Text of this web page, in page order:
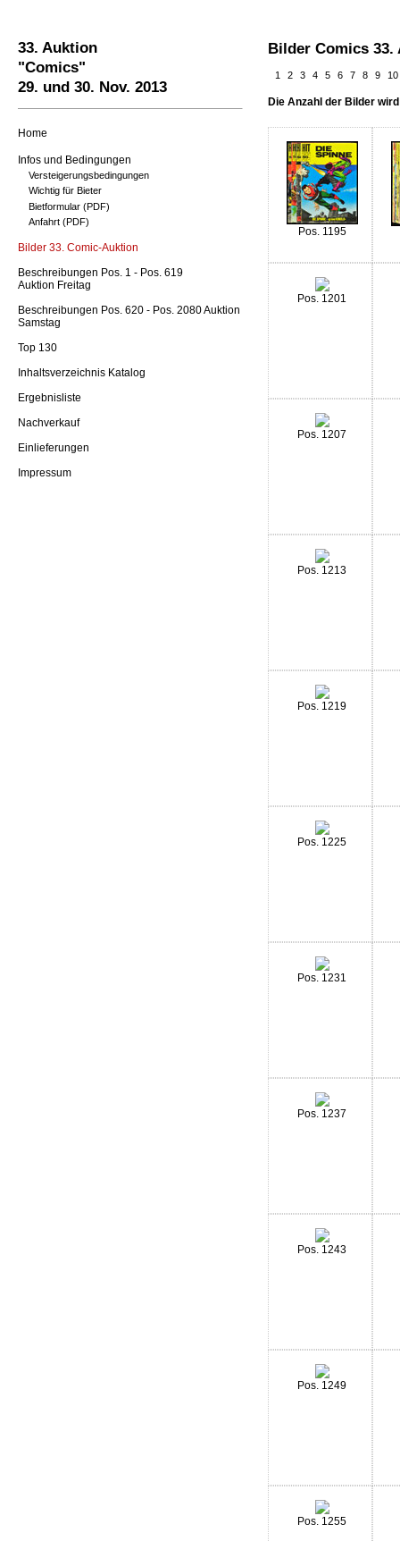
33. Auktion
"Comics"
29. und 30. Nov. 2013
Home
Infos und Bedingungen
Versteigerungsbedingungen
Wichtig für Bieter
Bietformular (PDF)
Anfahrt (PDF)
Bilder 33. Comic-Auktion
Beschreibungen Pos. 1 - Pos. 619
Auktion Freitag
Beschreibungen Pos. 620 - Pos. 2080 Auktion
Samstag
Top 130
Inhaltsverzeichnis Katalog
Ergebnisliste
Nachverkauf
Einlieferungen
Impressum
Bilder Comics 33.
1 2 3 4 5 6 7 8 9 10
Die Anzahl der Bilder
Pos. 1195
Pos. 1201
Pos. 1207
Pos. 1213
Pos. 1219
Pos. 1225
Pos. 1231
Pos. 1237
Pos. 1243
Pos. 1249
Pos. 1255